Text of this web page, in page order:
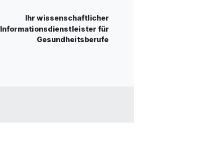
Ihr wissenschaftlicher
Informationsdienstleister für
Gesundheitsberufe